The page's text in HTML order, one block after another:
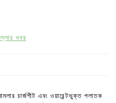
খবর
চার্জশীট এবং ওয়ারেন্টভুক্ত পলাতক